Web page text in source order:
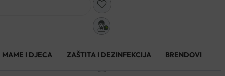
MAME I DJECA ZAŠTITA I DEZINFEKCIJA BRENDOVI